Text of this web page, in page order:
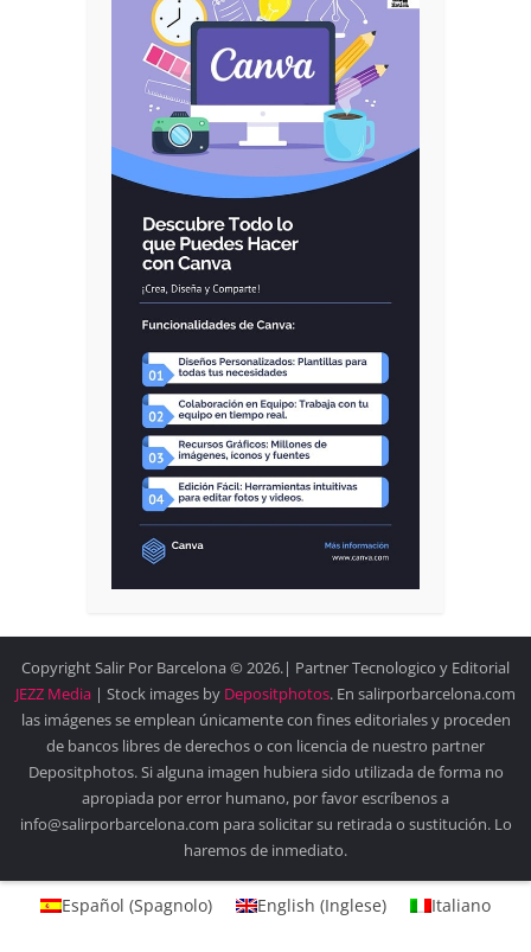
Copyright Salir Por Barcelona © 2026.| Partner Tecnologico y Editorial
JEZZ Media | Stock images by Depositphotos. En salirporbarcelona.com
las imágenes se emplean únicamente con fines editoriales y proceden
de bancos libres de derechos o con licencia de nuestro partner
Depositphotos. Si alguna imagen hubiera sido utilizada de forma no
apropiada por error humano, por favor escríbenos a
info@salirporbarcelona.com para solicitar su retirada o sustitución. Lo
haremos de inmediato.
Español (Spagnolo) English (Inglese) Italiano